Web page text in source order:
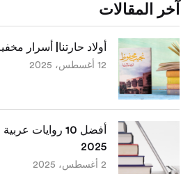
آخر المقالات
أولاد حارتنا| أسرار
12 أغسطس، 2025
أفضل 10 روايات
2025
2 أغسطس، 2025